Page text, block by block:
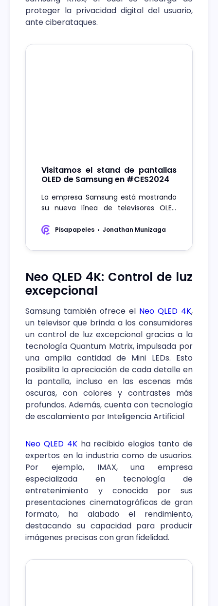
proteger la privacidad digital del usuario,
ante ciberataques.
Visitamos el stand de pantallas
OLED de Samsung en #CES2024
La empresa Samsung está mostrando
su nueva línea de televisores OLED
delgado.Pisapapeles Jonathan Munizaga
Neo QLED 4K: Control de luz
excepcional
Samsung también ofrece el Neo QLED 4K,
un televisor que brinda a los consumidores
un control de luz excepcional gracias a la
tecnología Quantum Matrix, impulsada por
una amplia cantidad de Mini LEDs. Esto
posibilita la apreciación de cada detalle en
la pantalla, incluso en las escenas más
oscuras, con colores y contrastes más
profundos. Además, cuenta con tecnología
de escalamiento por Inteligencia Artificial
Neo QLED 4Kha recibido elogios tanto de
expertos en la industria como de usuarios.
Por ejemplo, IMAX, una empresa
especializada en tecnología de
entretenimiento y conocida por sus
presentaciones cinematográficas de gran
formato, ha alabado el rendimiento,
destacando su capacidad para producir
imágenes precisas con gran fidelidad.